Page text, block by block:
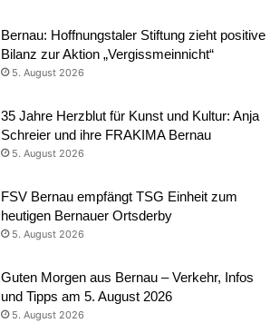
Bernau: Hoffnungstaler Stiftung zieht positive
Bilanz zur Aktion „Vergissmeinnicht“
5. August 2026
35 Jahre Herzblut für Kunst und Kultur: Anja
Schreier und ihre FRAKIMA Bernau
5. August 2026
FSV Bernau empfängt TSG Einheit zum
heutigen Bernauer Ortsderby
5. August 2026
Guten Morgen aus Bernau – Verkehr, Infos
und Tipps am 5. August 2026
5. August 2026